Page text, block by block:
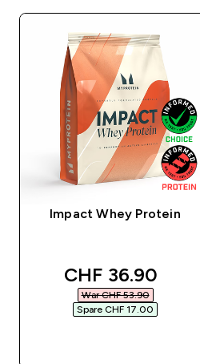
Impact Whey Protein
discounted price
CHF 36.90‎
War CHF 53.90‎
Spare CHF 17.00‎